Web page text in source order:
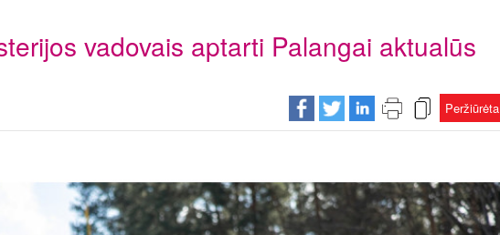
vadovais aptarti Palangai aktualūs
Peržiūrėta